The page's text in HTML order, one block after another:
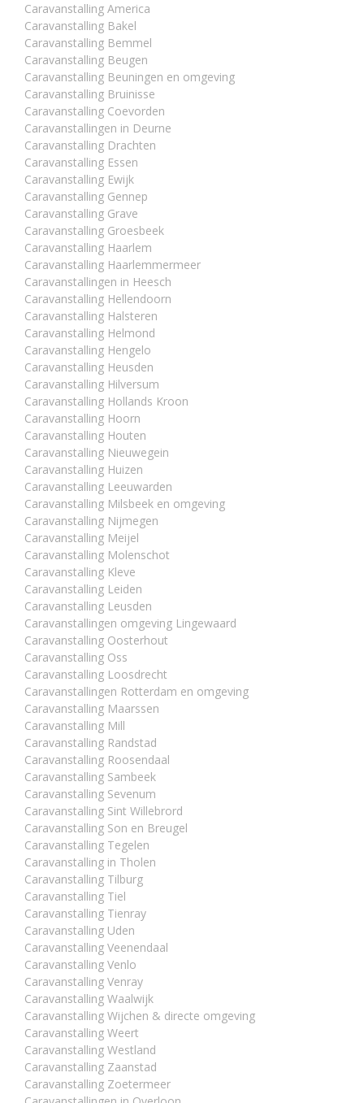
Caravanstalling America
Caravanstalling Bakel
Caravanstalling Bemmel
Caravanstalling Beugen
Caravanstalling Beuningen en omgeving
Caravanstalling Bruinisse
Caravanstalling Coevorden
Caravanstallingen in Deurne
Caravanstalling Drachten
Caravanstalling Essen
Caravanstalling Ewijk
Caravanstalling Gennep
Caravanstalling Grave
Caravanstalling Groesbeek
Caravanstalling Haarlem
Caravanstalling Haarlemmermeer
Caravanstallingen in Heesch
Caravanstalling Hellendoorn
Caravanstalling Halsteren
Caravanstalling Helmond
Caravanstalling Hengelo
Caravanstalling Heusden
Caravanstalling Hilversum
Caravanstalling Hollands Kroon
Caravanstalling Hoorn
Caravanstalling Houten
Caravanstalling Nieuwegein
Caravanstalling Huizen
Caravanstalling Leeuwarden
Caravanstalling Milsbeek en omgeving
Caravanstalling Nijmegen
Caravanstalling Meijel
Caravanstalling Molenschot
Caravanstalling Kleve
Caravanstalling Leiden
Caravanstalling Leusden
Caravanstallingen omgeving Lingewaard
Caravanstalling Oosterhout
Caravanstalling Oss
Caravanstalling Loosdrecht
Caravanstallingen Rotterdam en omgeving
Caravanstalling Maarssen
Caravanstalling Mill
Caravanstalling Randstad
Caravanstalling Roosendaal
Caravanstalling Sambeek
Caravanstalling Sevenum
Caravanstalling Sint Willebrord
Caravanstalling Son en Breugel
Caravanstalling Tegelen
Caravanstalling in Tholen
Caravanstalling Tilburg
Caravanstalling Tiel
Caravanstalling Tienray
Caravanstalling Uden
Caravanstalling Veenendaal
Caravanstalling Venlo
Caravanstalling Venray
Caravanstalling Waalwijk
Caravanstalling Wijchen & directe omgeving
Caravanstalling Weert
Caravanstalling Westland
Caravanstalling Zaanstad
Caravanstalling Zoetermeer